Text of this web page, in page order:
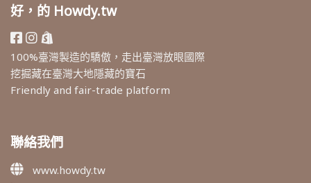
好，的 Howdy.tw
100%臺灣製造的驕傲，走出臺灣放眼國際
挖掘藏在臺灣大地隱藏的寶石
Friendly and fair-trade platform
聯絡我們
www.howdy.tw